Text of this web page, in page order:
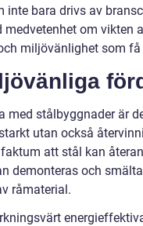
inte bara drivs av
om vikten
miljövänlighet som
med stålbyggnader är
utan också
att stål kan
demonteras och
råmaterial.